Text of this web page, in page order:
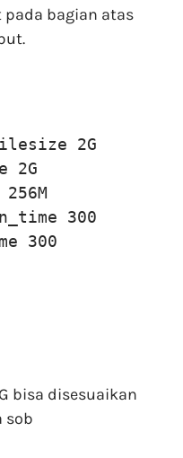
bagian atas
2G
2G
300
300
bisa disesuaikan
sob